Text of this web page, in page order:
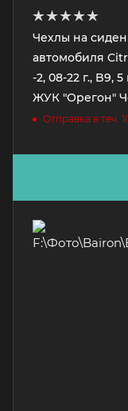
Чехлы на
автомобиля
-2, 08-22 г., B9, 5 м., РЗСиС 60/40,3Г БАЙРОН ст
ЖУК "Орегон"
Отправка в теч.